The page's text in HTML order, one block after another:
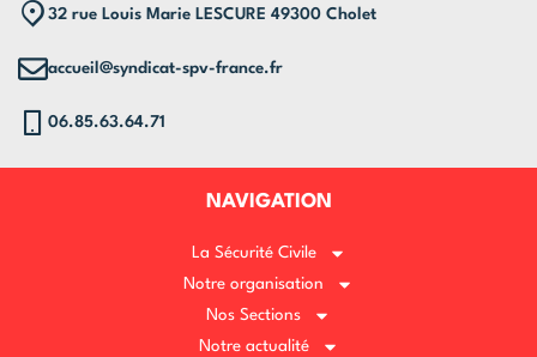
32 rue Louis Marie LESCURE 49300 Cholet
accueil@syndicat-spv-france.fr
06.85.63.64.71
NAVIGATION
La Sécurité Civile
Notre organisation
Nos Sections
Notre actualité